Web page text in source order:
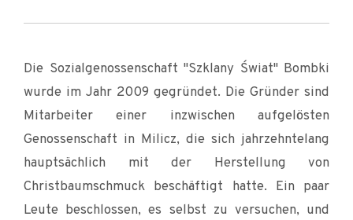
Die Sozialgenossenschaft "Szklany Świat" Bombki
wurde im Jahr 2009 gegründet. Die Gründer sind
Mitarbeiter einer inzwischen aufgelösten
Genossenschaft in Milicz, die sich jahrzehntelang
hauptsächlich mit der Herstellung von
Christbaumschmuck beschäftigt hatte. Ein paar
Leute beschlossen, es selbst zu versuchen, und